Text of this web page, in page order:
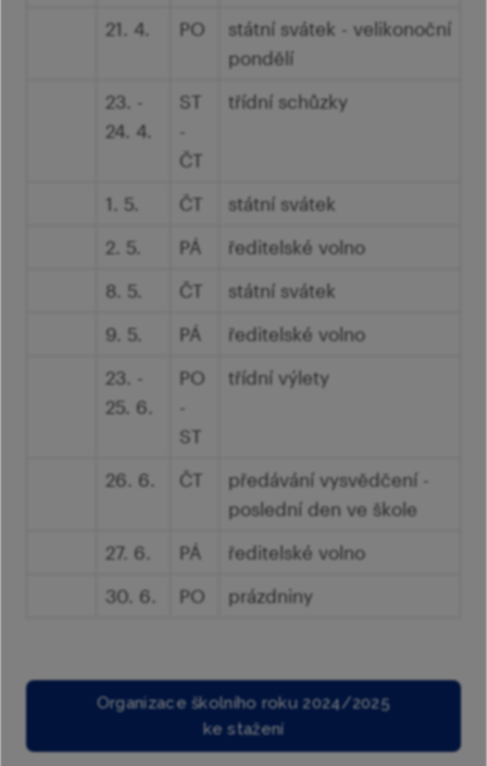
21. 4.
PO
státní svátek - velikonoční
pondělí
23. -
24. 4.
ST
-
ČT
třídní schůzky
1. 5. ČT
státní svátek
2. 5.
PÁ
ředitelské volno
8. 5.
ČT
státní svátek
9. 5.
PÁ
ředitelské volno
23. -
25. 6.
PO
-
ST
třídní výlety
26. 6. ČT
předávání vysvědčení -
poslední den ve škole
27. 6.
PÁ
ředitelské volno
30. 6.
PO prázdniny
Organizace školního roku 2024/2025
ke stažení